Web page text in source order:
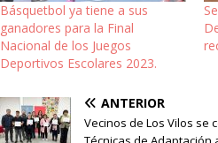
Básquetbol ya tiene a sus
ganadores para la Final
Nacional de los Juegos
Deportivos Escolares 2023.
ANTERIOR
Vecinos de Los Vilos se